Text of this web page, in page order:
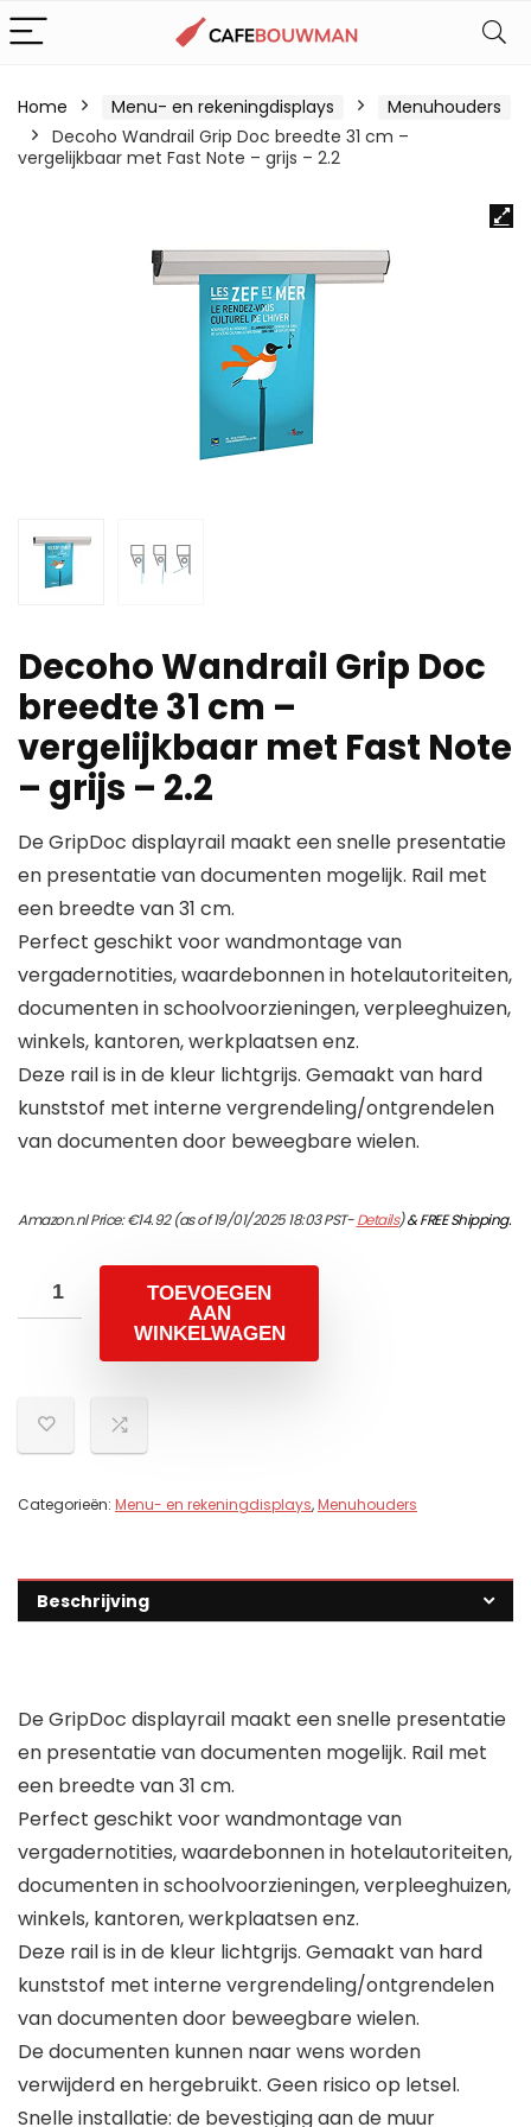
Home Menu- en rekeningdisplays
Menuhouders
Decoho Wandrail Grip Doc breedte 31 cm –
vergelijkbaar met Fast Note – grijs – 2.2
Decoho Wandrail Grip Doc
breedte 31 cm –
vergelijkbaar met Fast Note
– grijs – 2.2
De GripDoc displayrail maakt een snelle presentatie
en presentatie van documenten mogelijk. Rail met
een breedte van 31 cm.
Perfect geschikt voor wandmontage van
vergadernotities, waardebonnen in hotelautoriteiten,
documenten in schoolvoorzieningen, verpleeghuizen,
winkels, kantoren, werkplaatsen enz.
Deze rail is in de kleur lichtgrijs. Gemaakt van hard
kunststof met interne vergrendeling/ontgrendelen
van documenten door beweegbare wielen.
Amazon.nl Price:€14.92(as of 19/01/2025 18:03 PST-Details)&FREE Shipping.
TOEVOEGEN
AAN
WINKELWAGEN
Categorieën: Menu- en rekeningdisplays,Menuhouders
Beschrijving
De GripDoc displayrail maakt een snelle presentatie
en presentatie van documenten mogelijk. Rail met
een breedte van 31 cm.
Perfect geschikt voor wandmontage van
vergadernotities, waardebonnen in hotelautoriteiten,
documenten in schoolvoorzieningen, verpleeghuizen,
winkels, kantoren, werkplaatsen enz.
Deze rail is in de kleur lichtgrijs. Gemaakt van hard
kunststof met interne vergrendeling/ontgrendelen
van documenten door beweegbare wielen.
De documenten kunnen naar wens worden
verwijderd en hergebruikt. Geen risico op letsel.
Snelle installatie: de bevestiging aan de muur